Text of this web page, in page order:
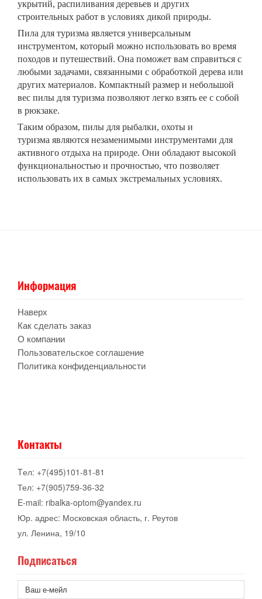
укрытий, распиливания деревьев и других
строительных работ в условиях дикой природы.
Пила для туризма является универсальным
инструментом, который можно использовать во время
походов и путешествий. Она поможет вам справиться с
любыми задачами, связанными с обработкой дерева или
других материалов. Компактный размер и небольшой
вес пилы для туризма позволяют легко взять ее с собой
в рюкзаке.
Таким образом, пилы для рыбалки, охоты и
туризма являются незаменимыми инструментами для
активного отдыха на природе. Они обладают высокой
функциональностью и прочностью, что позволяет
использовать их в самых экстремальных условиях.
Информация
Наверх
Как сделать заказ
О компании
Пользовательское соглашение
Политика конфиденциальности
Контакты
Tел: +7(495)101-81-81
Тел: +7(905)759-36-32
E-mail: ribalka-optom@yandex.ru
Юр. адрес: Московская область, г. Реутов
ул. Ленина, 19/10
Подписаться